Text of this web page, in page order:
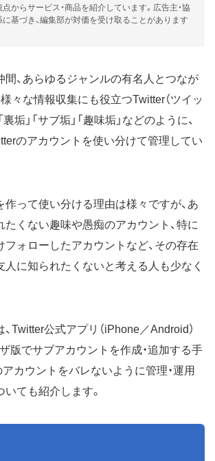
からサービス・商品を紹介しています。広告主・協
基づき、編集部が対価を受け取ることがあります
間、あらゆるジャンルの有名人とつなが
々な情報収集にも役立つTwitter（ツイッ
垢」「サブ垢」「趣味垢」などのように、
のアカウントを使い分けて管理してい
作って使い分ける理由は様々ですが、あ
たくない趣味や愚痴のアカウント、特に
フォローしたアカウントなど、その存在
人に知られたくないと考える人も少なく
Twitter公式アプリ（iPhone／Android）
版でサブアカウントを作成・追加する手
カウントをバレないように管理・運用
ても紹介します。